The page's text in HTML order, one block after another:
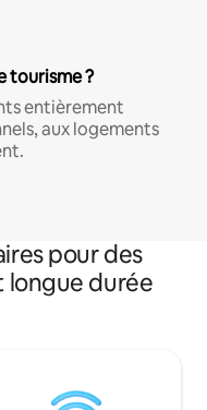
tourisme ?
entièrement
aux logements
pour des
longue durée